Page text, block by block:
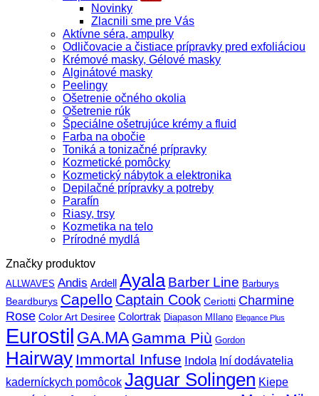
Novinky
Zlacnili sme pre Vás
Aktívne séra, ampulky
Odličovacie a čistiace prípravky pred exfoliáciou
Krémové masky, Gélové masky
Alginátové masky
Peelingy
Ošetrenie očného okolia
Ošetrenie rúk
Špeciálne ošetrujúce krémy a fluid
Farba na obočie
Toniká a tonizačné prípravky
Kozmetické pomôcky
Kozmetický nábytok a elektronika
Depilačné prípravky a potreby
Parafín
Riasy, trsy
Kozmetika na telo
Prírodné mydlá
Značky produktov
ALLWAVES Andis Ardell Ayala Barber Line Barburys
Beardburys Capello Captain Cook Ceriotti Charmine
Rose Color Art Desiree Colortrak Diapason MIlano Elegance Plus
Eurostil GA.MA Gamma Più Gordon
Hairway Immortal Infuse Indola Iní dodávatelia
kaderníckych pomôcok Jaguar Solingen Kiepe